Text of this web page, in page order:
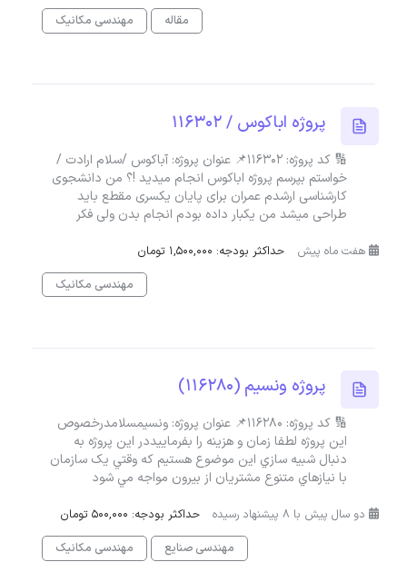
مقاله
مهندسی مکانیک
پروژه اباکوس / 116302
🔢 کد پروژه: 116302📌 عنوان پروژه: آباکوس /سلام ارادت /
خواستم بپرسم پروژه اباکوس انجام میدید !؟ من دانشجوی
کارشناسی ارشدم عمران برای پایان یکسری مقطع باید
طراحی میشد من یکبار داده بودم انجام بدن ولی فکر
هفت ماه پیش
حداکثر بودجه: 1,500,000 تومان
مهندسی مکانیک
پروژه ونسیم (116280)
🔢 کد پروژه: 116280📌 عنوان پروژه: ونسیمسلامدرخصوص
اين پروژه لطفا زمان و هزينه را بفرماييددر اين پروژه به
دنبال شبيه سازي اين موضوع هستيم که وقتي يک سازمان
با نيازهاي متنوع مشتريان از بيرون مواجه مي شود
دو سال پیش با 8 پیشنهاد رسیده
حداکثر بودجه: 500,000 تومان
مهندسی صنایع
مهندسی مکانیک